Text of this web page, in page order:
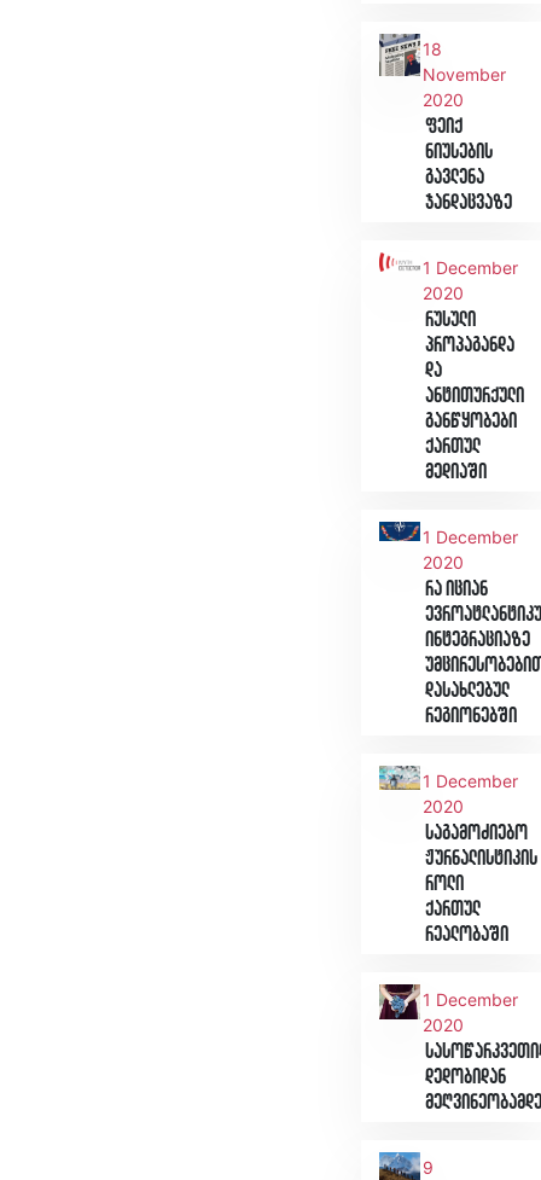
18
November
2020
ფეიქ
ნიუსების
გავლენა
ჯანდაცვაზე
1 December
2020
რუსული
პროპაგანდა
და
ანტითურქული
განწყობები
ქართულ
მედიაში
1 December
2020
რა იციან
ინტეგრაციაზე
დასახლებულ
რეგიონებში
1 December
2020
საგამოძიებო
ჟურნალისტიკის
როლი
ქართულ
რეალობაში
1 December
2020
დედობიდან
9